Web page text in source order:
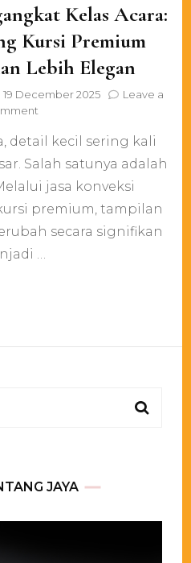
Kelas Acara:
Kursi Premium
Lebih Elegan
19 December 2025
Leave a
on
yang
Mengangkat
Acara:
Produksi
Kursi
detail kecil sering kali
Salah satunya adalah
jasa konveksi
premium, tampilan
secara signifikan
…
JAYA